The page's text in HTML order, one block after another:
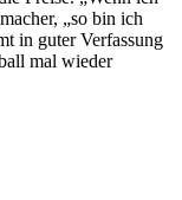
„so bin ich
in guter Verfassung
mal wieder